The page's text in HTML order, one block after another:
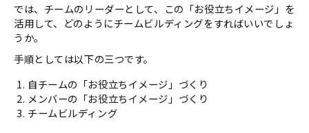
では、チームのリーダーとして、この「お役立ちイメージ」を
活用して、どのようにチームビルディングをすればいいでしょ
うか。
手順としては以下の三つです。
自チームの「お役立ちイメージ」づくり
メンバーの「お役立ちイメージ」づくり
チームビルディング